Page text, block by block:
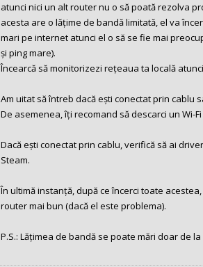
atunci nici un alt router nu o să poată rezolva
acesta are o lățime de bandă limitată, el va
mari pe internet atunci el o să se fie mai
și ping mare).
Încearcă să monitorizezi rețeaua ta locală
Am uitat să întreb dacă ești conectat prin cablu
De asemenea, îți recomand să descarci un Wi-
Dacă ești conectat prin cablu, verifică să ai
Steam.
În ultimă instanță, după ce încerci toate
router mai bun (dacă el este problema).
P.S.: Lățimea de bandă se poate mări doar de